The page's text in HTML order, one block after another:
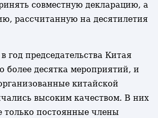
совместную декларацию, а
рассчитанную на десятилетия
год председательства Китая
более десятка мероприятий, и
китайской
высоким качеством. В них
только постоянные члены